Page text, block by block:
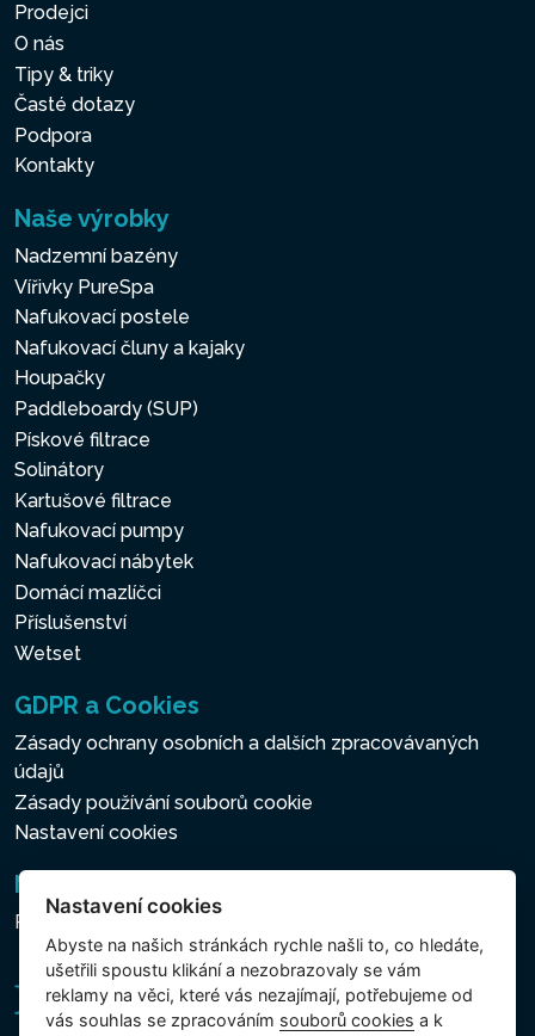
Prodejci
O nás
Tipy & triky
Časté dotazy
Podpora
Kontakty
Naše výrobky
Nadzemní bazény
Vířivky PureSpa
Nafukovací postele
Nafukovací čluny a kajaky
Houpačky
Paddleboardy (SUP)
Pískové filtrace
Solinátory
Kartušové filtrace
Nafukovací pumpy
Nafukovací nábytek
Domácí mazlíčci
Příslušenství
Wetset
GDPR a Cookies
Zásady ochrany osobních a dalších zpracovávaných
údajů
Zásady používání souborů cookie
Nastavení cookies
Newsletter
Přihlášení k odběru novinek
Nastavení cookies
Abyste na našich stránkách rychle našli to, co hledáte,
ušetřili spoustu klikání a nezobrazovaly se vám
reklamy na věci, které vás nezajímají, potřebujeme od
vás souhlas se zpracováním souborů cookies a k